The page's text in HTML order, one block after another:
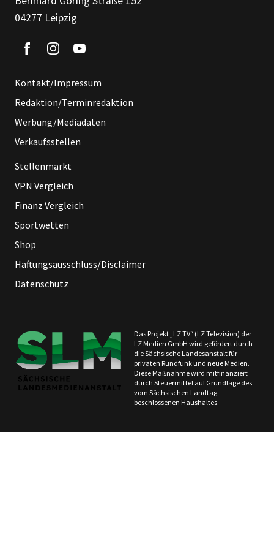
04277 Leipzig
Kontakt/Impressum
Redaktion/Terminredaktion
Werbung/Mediadaten
Verkaufsstellen
Stellenmarkt
VPN Vergleich
Finanz Vergleich
Sportwetten
Shop
Haftungsausschluss/Disclaimer
Datenschutz
Das Projekt „LZ TV“ (LZ Television) der
LZ Medien GmbH wird gefördert durch
die Sächsische Landesanstalt für
privaten Rundfunk und neue Medien.
Diese Maßnahme wird mitfinanziert
durch Steuermittel auf Grundlage des
vom Sächsischen Landtag
beschlossenen Haushaltes.